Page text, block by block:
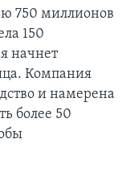
750 миллионов
150
начнет
Компания
и намерена
более 50